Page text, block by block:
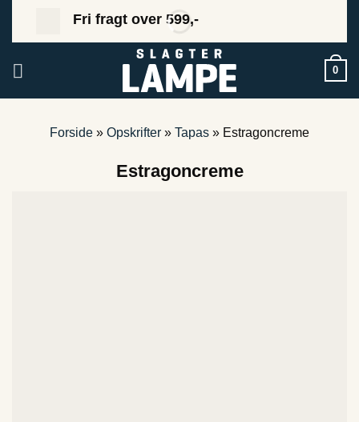
Fri fragt over 599,-
0
Forside » Opskrifter » Tapas » Estragoncreme
Estragoncreme